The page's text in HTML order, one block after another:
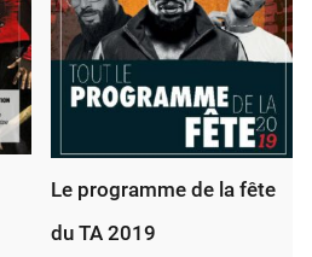
Le programme de la fête
du TA 2019